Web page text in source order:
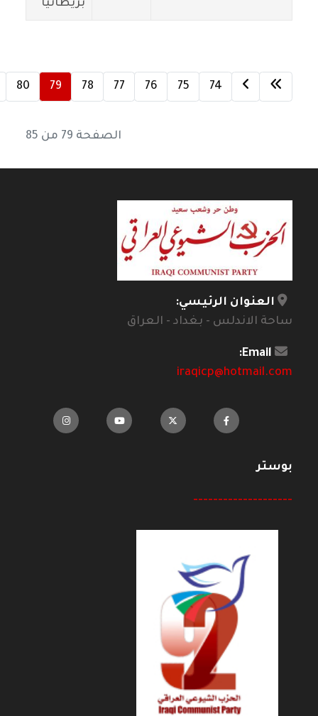
بريطانيا
74
75
76
77
78
79
80
الصفحة 79 من 85
العنوان الرئيسي:
ساحة الاندلس - بغداد - العراق
Email:
iraqicp@hotmail.com
بوستر
--------------------